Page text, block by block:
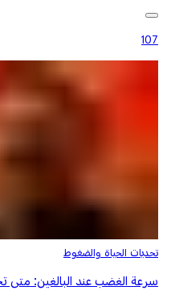
107
تحديات الحياة والضغوط
سرعة الغضب عند البالغين: متى